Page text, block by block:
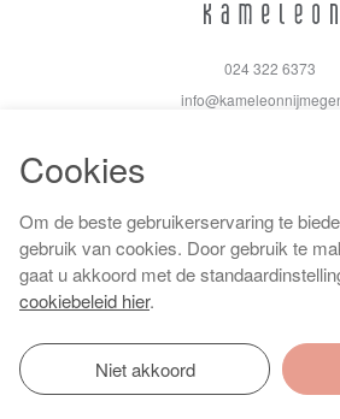
024 322 6373
Algemene
Privacy policy
Cookiebeleid
Cookies
Om de beste gebruikerservaring te
gebruik van cookies. Door gebruik te
gaat u akkoord met de
cookiebeleid hier.